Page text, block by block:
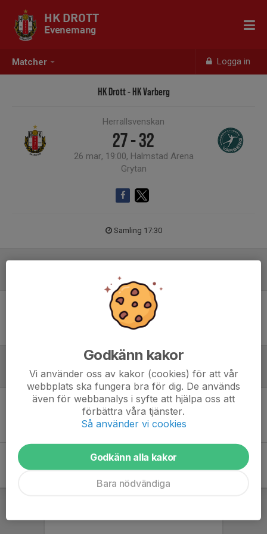
Matcher Logga in
HK DROTT
Evenemang
HK Drott - HK Varberg
Herrallsvenskan
27 - 32
26 mar, 19:00, Halmstad Arena
Grytan
Samling 17:30
Ingen uppställning ifylld
Referat
Inget referat skrivet
Godkänn kakor
Vi använder oss av kakor (cookies) för att vår
webbplats ska fungera bra för dig. De används
även för webbanalys i syfte att hjälpa oss att
förbättra våra tjänster.
Så använder vi cookies
Godkänn alla kakor
Bara nödvändiga